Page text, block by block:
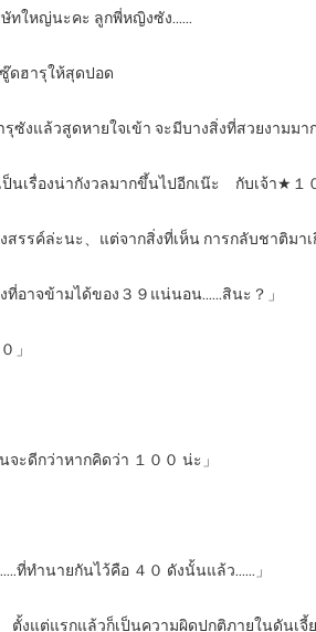
ใหญ่นะคะ ลูกพี่หญิงซัง……
ดฮารุให้สุดปอด
แล้วสูดหายใจเข้า จะมีบางสิ่งที่สวยงามมา
ป็นเรื่องน่ากังวลมากขึ้นไปอีกเน๊ะ กับเจ้า★１
สรรค์ล่ะนะ、แต่จากสิ่งที่เห็น การกลับชาติม
ที่อาจข้ามได้ของ３９แน่นอน……สินะ？」
」
ะดีกว่าหากคิดว่า １００ น่ะ」
ที่ทำนายกันไว้คือ ４０ ดังนั้นแล้ว……」
ตั้งแต่แรกแล้วก็เป็นความผิดปกติภายในดั